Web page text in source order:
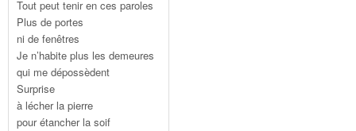
Tout peut tenir en ces paroles
Plus de portes
ni de fenêtres
Je n’habite plus les demeures
qui me dépossèdent
Surprise
à lécher la pierre
pour étancher la soif